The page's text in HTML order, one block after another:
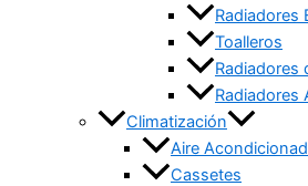
Radiadores
Toalleros
Radiadores
Radiadores
Climatización
Aire
Cassetes